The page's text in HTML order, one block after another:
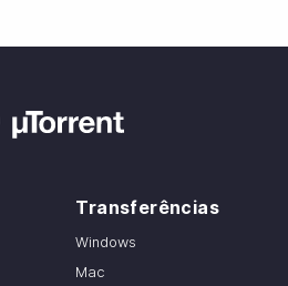
Transferências
Windows
Mac